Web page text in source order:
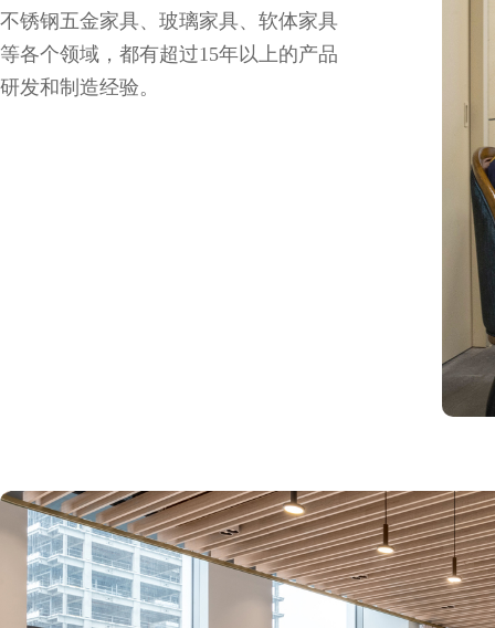
不锈钢五金家具、玻璃家具、软体家具
等各个领域，都有超过15年以上的产品
研发和制造经验。